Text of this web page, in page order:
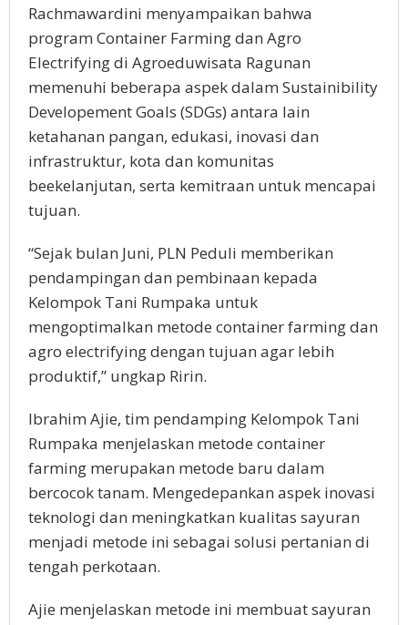
Rachmawardini menyampaikan bahwa
program Container Farming dan Agro
Electrifying di Agroeduwisata Ragunan
memenuhi beberapa aspek dalam Sustainibility
Developement Goals (SDGs) antara lain
ketahanan pangan, edukasi, inovasi dan
infrastruktur, kota dan komunitas
beekelanjutan, serta kemitraan untuk mencapai
tujuan.
“Sejak bulan Juni, PLN Peduli memberikan
pendampingan dan pembinaan kepada
Kelompok Tani Rumpaka untuk
mengoptimalkan metode container farming dan
agro electrifying dengan tujuan agar lebih
produktif,” ungkap Ririn.
Ibrahim Ajie, tim pendamping Kelompok Tani
Rumpaka menjelaskan metode container
farming merupakan metode baru dalam
bercocok tanam. Mengedepankan aspek inovasi
teknologi dan meningkatkan kualitas sayuran
menjadi metode ini sebagai solusi pertanian di
tengah perkotaan.
Ajie menjelaskan metode ini membuat sayuran